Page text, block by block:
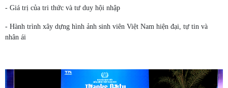
- Giá trị của tri thức và tư duy hội nhập
- Hành trình xây dựng hình ảnh sinh viên Việt Nam hiện đại, tự tin và
nhân ái